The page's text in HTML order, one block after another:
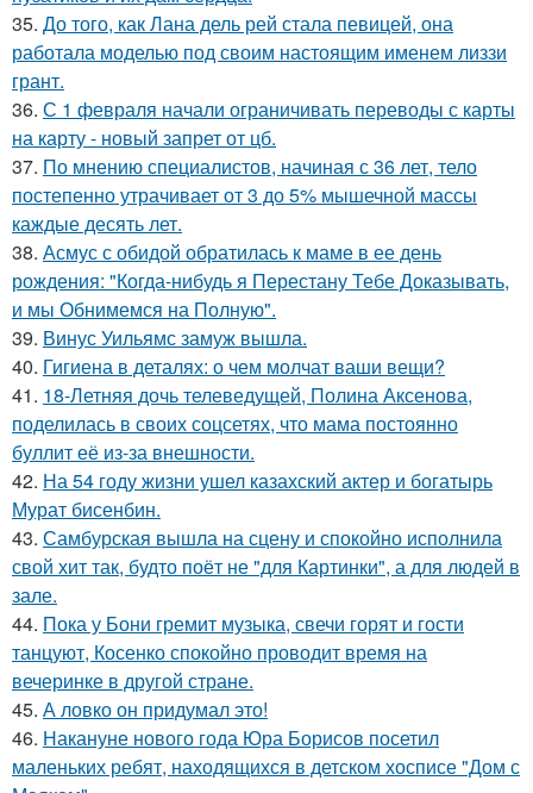
35. До того, как Лана дель рей стала певицей, она
работала моделью под своим настоящим именем лиззи
грант.
36. С 1 февраля начали ограничивать переводы с карты
на карту - новый запрет от цб.
37. По мнению специалистов, начиная с 36 лет, тело
постепенно утрачивает от 3 до 5% мышечной массы
каждые десять лет.
38. Асмус с обидой обратилась к маме в ее день
рождения: "Когда-нибудь я Перестану Тебе Доказывать,
и мы Обнимемся на Полную".
39. Винус Уильямс замуж вышла.
40. Гигиена в деталях: о чем молчат ваши вещи?
41. 18-Летняя дочь телеведущей, Полина Аксенова,
поделилась в своих соцсетях, что мама постоянно
буллит её из-за внешности.
42. На 54 году жизни ушел казахский актер и богатырь
Мурат бисенбин.
43. Самбурская вышла на сцену и спокойно исполнила
свой хит так, будто поёт не "для Картинки", а для людей в
зале.
44. Пока у Бони гремит музыка, свечи горят и гости
танцуют, Косенко спокойно проводит время на
вечеринке в другой стране.
45. А ловко он придумал это!
46. Накануне нового года Юра Борисов посетил
маленьких ребят, находящихся в детском хосписе "Дом с